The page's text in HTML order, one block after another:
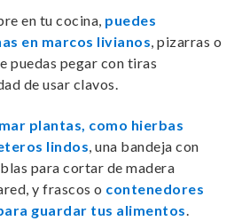
en tu cocina, puedes
en marcos livianos, pizarras o
puedas pegar con tiras
de usar clavos.
plantas, como hierbas
lindos, una bandeja con
para cortar de madera
y frascos o contenedores
guardar tus alimentos.